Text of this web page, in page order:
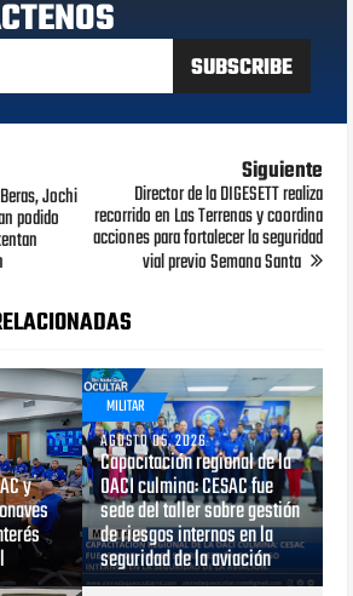
Jochi
podido
Siguiente
Director de la DIGESETT realiza
recorrido en Las Terrenas y coordina
acciones para fortalecer la seguridad
vial previo Semana Santa
y
MILITAR
AGOSTO 05, 2026
Capacitación regional de la
OACI culmina: CESAC fue
sede del taller sobre gestión
de riesgos internos en la
seguridad de la aviación